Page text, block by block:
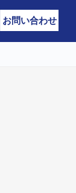
お問い合わせ